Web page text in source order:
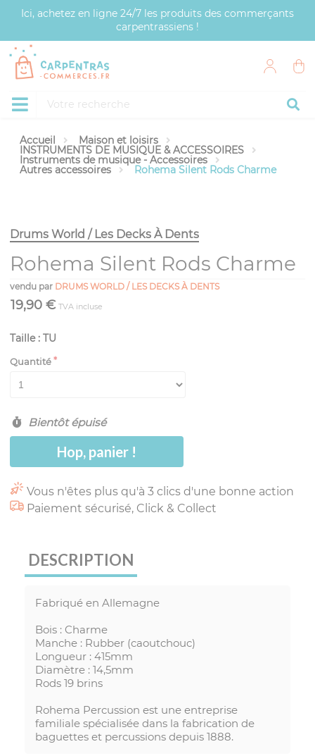
Ici, achetez en ligne 24/7 les produits des commerçants
carpentrassiens !
Accueil Maison et loisirs
INSTRUMENTS DE MUSIQUE & ACCESSOIRES
Instruments de musique - Accessoires
Autres accessoires Rohema Silent Rods Charme
Drums World / Les Decks À Dents
Rohema Silent Rods Charme
vendu par DRUMS WORLD / LES DECKS À DENTS
19,90 € TVA incluse
Taille : TU
Quantité
Bientôt épuisé
Hop, panier !
Vous n'êtes plus qu'à 3 clics d'une bonne action
Paiement sécurisé, Click & Collect
DESCRIPTION
Fabriqué en Allemagne
Bois : Charme
Manche : Rubber (caoutchouc)
Longueur : 415mm
Diamètre : 14,5mm
Rods 19 brins
Rohema Percussion est une entreprise
familiale spécialisée dans la fabrication de
baguettes et percussions depuis 1888.
Panneau de gestion des cookies